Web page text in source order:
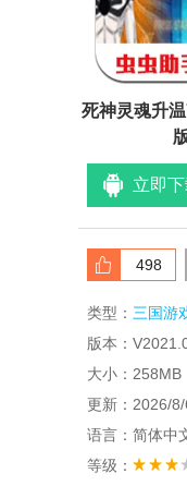
死神灵魂升
立即
498
类型： 三国游
版本：
大小：258MB
更新：2026/
语言：简体中
等级：